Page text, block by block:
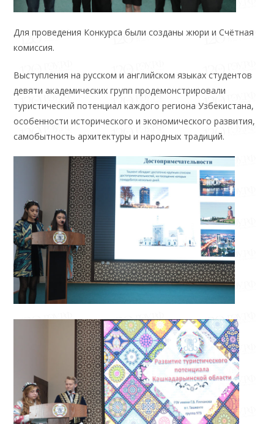
Для проведения Конкурса были созданы жюри и Счётная
комиссия.
Выступления на русском и английском языках студентов
девяти академических групп продемонстрировали
туристический потенциал каждого региона Узбекистана,
особенности исторического и экономического развития,
самобытность архитектуры и народных традиций.